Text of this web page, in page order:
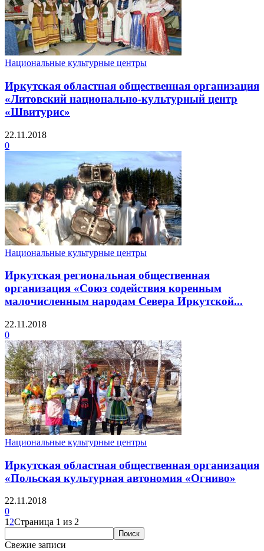
Национальные культурные центры
Иркутская областная общественная организация
«Литовский национально-культурный центр
«Швитурис»
22.11.2018
0
Национальные культурные центры
Иркутская региональная общественная
организация «Союз содействия коренным
малочисленным народам Севера Иркутской...
22.11.2018
0
Национальные культурные центры
Иркутская областная общественная организация
«Польская культурная автономия «Огниво»
22.11.2018
0
1 2Страница 1 из 2
Свежие записи